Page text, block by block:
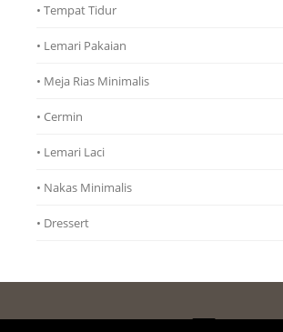
• Tempat Tidur
• Lemari Pakaian
• Meja Rias Minimalis
• Cermin
• Lemari Laci
• Nakas Minimalis
• Dressert